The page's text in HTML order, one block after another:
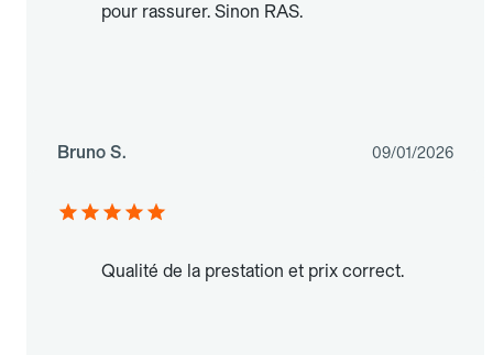
pour rassurer. Sinon RAS.
Bruno S. 09/01/2026
Qualité de la prestation et prix correct.